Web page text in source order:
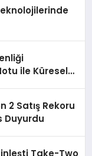
ile Küresel
2 Satış Rekoru
Duyurdu
Take-Two